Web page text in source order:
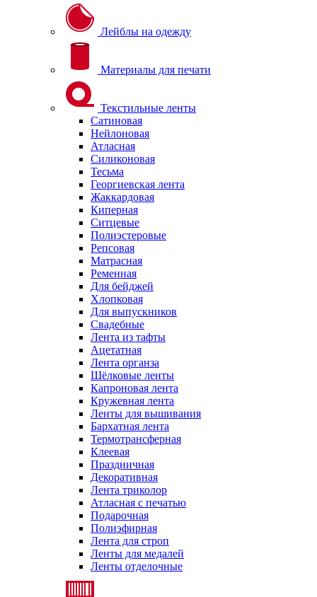
Лейблы на одежду
Материалы для печати
Текстильные ленты
Сатиновая
Нейлоновая
Атласная
Силиконовая
Тесьма
Георгиевская лента
Жаккардовая
Киперная
Ситцевые
Полиэстеровые
Репсовая
Матрасная
Ременная
Для бейджей
Хлопковая
Для выпускников
Свадебные
Лента из тафты
Ацетатная
Лента органза
Шёлковые ленты
Капроновая лента
Кружевная лента
Ленты для вышивания
Бархатная лента
Термотрансферная
Клеевая
Праздничная
Декоративная
Лента триколор
Атласная с печатью
Подарочная
Полиэфирная
Лента для строп
Ленты для медалей
Ленты отделочные